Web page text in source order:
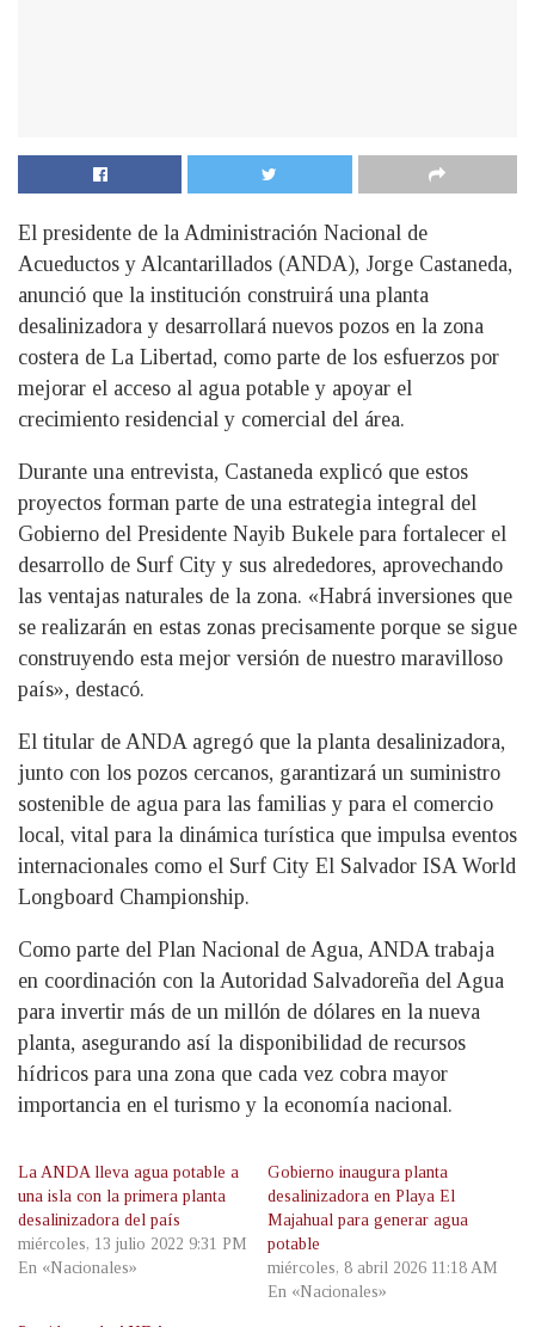
El presidente de la Administración Nacional de
Acueductos y Alcantarillados (ANDA), Jorge Castaneda,
anunció que la institución construirá una planta
desalinizadora y desarrollará nuevos pozos en la zona
costera de La Libertad, como parte de los esfuerzos por
mejorar el acceso al agua potable y apoyar el
crecimiento residencial y comercial del área.
Durante una entrevista, Castaneda explicó que estos
proyectos forman parte de una estrategia integral del
Gobierno del Presidente Nayib Bukele para fortalecer el
desarrollo de Surf City y sus alrededores, aprovechando
las ventajas naturales de la zona. «Habrá inversiones que
se realizarán en estas zonas precisamente porque se sigue
construyendo esta mejor versión de nuestro maravilloso
país», destacó.
El titular de ANDA agregó que la planta desalinizadora,
junto con los pozos cercanos, garantizará un suministro
sostenible de agua para las familias y para el comercio
local, vital para la dinámica turística que impulsa eventos
internacionales como el Surf City El Salvador ISA World
Longboard Championship.
Como parte del Plan Nacional de Agua, ANDA trabaja
en coordinación con la Autoridad Salvadoreña del Agua
para invertir más de un millón de dólares en la nueva
planta, asegurando así la disponibilidad de recursos
hídricos para una zona que cada vez cobra mayor
importancia en el turismo y la economía nacional.
La ANDA lleva agua potable a
una isla con la primera planta
desalinizadora del país
miércoles, 13 julio 2022 9:31 PM
En «Nacionales»
Gobierno inaugura planta
desalinizadora en Playa El
Majahual para generar agua
potable
miércoles, 8 abril 2026 11:18 AM
En «Nacionales»